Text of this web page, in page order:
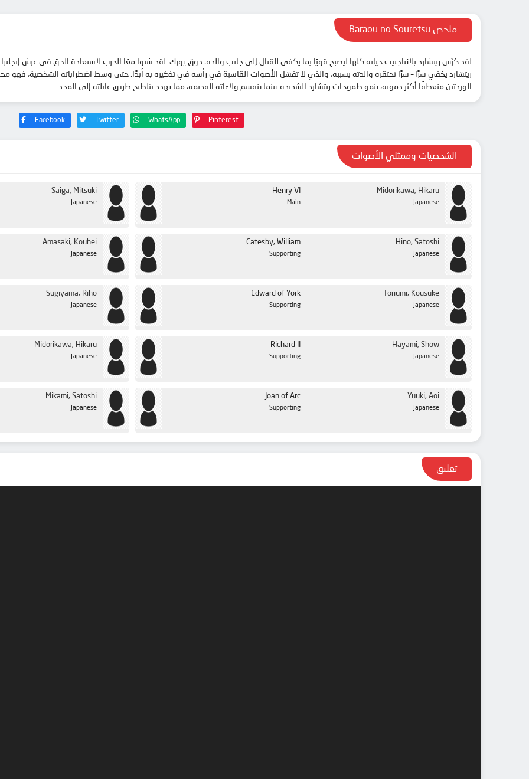
الحلقة 24
ملخص Baraou no Souretsu
لقد كرّس ريتشارد بلانتاجنيت حياته كلها ليصبح قويًا بما يكفي للقتال إلى جانب والده، دوق يورك. لقد شنوا معًا الحرب لاستعادة الحق في عرش
ريتشارد يخفي سرًا – سرًا تحتقره والدته بسببه، والذي لا تفشل الأصوات القاسية في رأسه في تذكيره به أبدًا. حتى وسط اضطراباته الشخصية،
الوردتين منعطفًا أكثر دموية، تنمو طموحات ريتشارد الشديدة بينما تنقسم ولاءاته القديمة، مما يهدد بتلطيخ طريق عائلته إلى المجد.
Facebook Twitter WhatsApp Pinterest
الشخصيات وممثلي الأصوات
Saiga, Mitsuki
Japanese
Henry VI
Main
Midorikawa, Hikaru
Japanese
Amasaki, Kouhei
Japanese
Catesby, William
Supporting
Hino, Satoshi
Japanese
Sugiyama, Riho
Japanese
Edward of York
Supporting
Toriumi, Kousuke
Japanese
Midorikawa, Hikaru
Japanese
Richard II
Supporting
Hayami, Show
Japanese
Mikami, Satoshi
Japanese
Joan of Arc
Supporting
Yuuki, Aoi
Japanese
تعليق